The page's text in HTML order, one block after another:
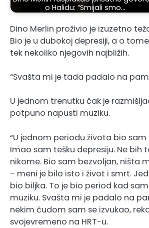
o Halidu: “Smijali smo…
Dino Merlin proživio je izuzetno
Bio je u dubokoj depresiji, a o
tek nekoliko njegovih najbližih.
“Svašta mi je tada padalo na
U jednom trenutku čak je
potpuno napusti muziku.
“U jednom periodu života bio
Imao sam tešku depresiju. Ne bih
nikome. Bio sam bezvoljan, ništa
– meni je bilo isto i život i smrt.
bio biljka. To je bio period kad
muziku. Svašta mi je padalo na
nekim čudom sam se izvukao,
svojevremeno na HRT-u.